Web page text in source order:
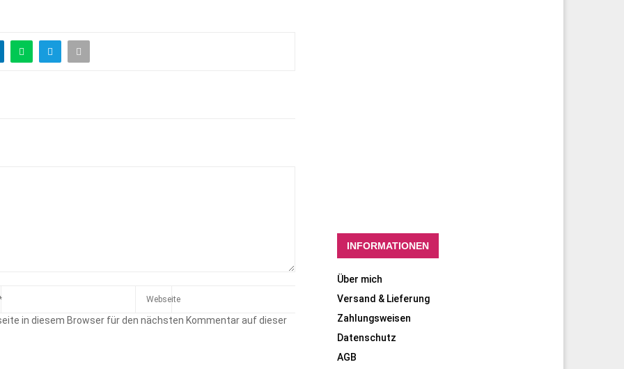
in diesem Browser für den nächsten Kommentar auf dieser
INFORMATIONEN
Über mich
Versand & Lieferung
Zahlungsweisen
Datenschutz
AGB